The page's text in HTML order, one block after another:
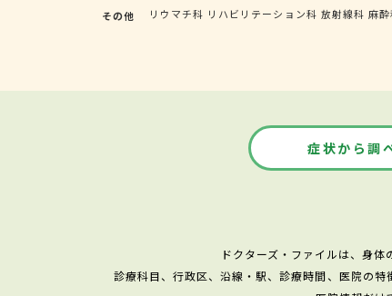
その他
リウマチ科 リハビリテーション科 放射線科 麻酔
症状から調
ドクターズ・ファイルは、身
診療科目、行政区、沿線・駅、診療時間、医院の